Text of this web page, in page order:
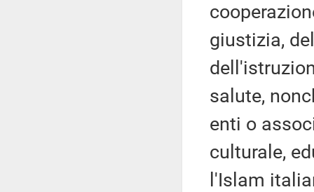
giustizia,
salute,
enti o
culturale,
l'Islam